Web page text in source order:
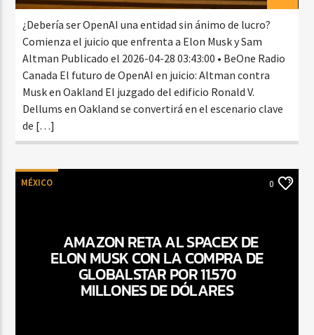
¿Debería ser OpenAI una entidad sin ánimo de lucro?
Comienza el juicio que enfrenta a Elon Musk y Sam
Altman Publicado el 2026-04-28 03:43:00 • BeOne Radio
Canada El futuro de OpenAI en juicio: Altman contra
Musk en Oakland El juzgado del edificio Ronald V.
Dellums en Oakland se convertirá en el escenario clave
de […]
MÉXICO 0
AMAZON RETA AL SPACEX DE
ELON MUSK CON LA COMPRA DE
GLOBALSTAR POR 11.570
MILLONES DE DÓLARES